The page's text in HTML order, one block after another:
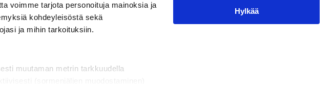
voimme tarjota personoituja mainoksia ja
kohdeyleisöstä sekä
ja mihin tarkoituksiin.
muutaman metrin tarkkuudella
Hylkää
Miksi desinfioida?